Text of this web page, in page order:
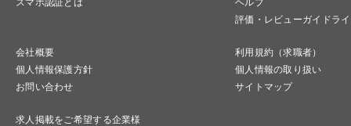
スマホ認証とは
ヘルプ
評価・レビューガイドラ
会社概要
利用規約（求職者）
個人情報保護方針
個人情報の取り扱い
お問い合わせ
サイトマップ
求人掲載をご希望する企業様